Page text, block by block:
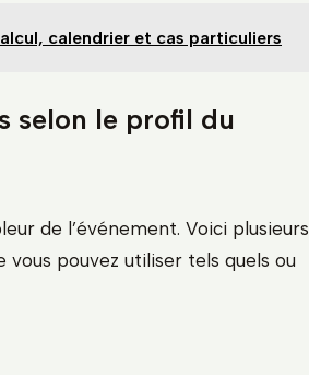
calendrier et cas particuliers
selon le profil du
de l’événement. Voici plusieurs
pouvez utiliser tels quels ou